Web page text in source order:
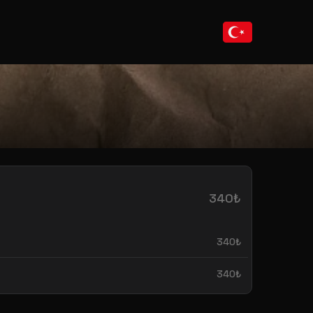
340₺
340₺
340₺